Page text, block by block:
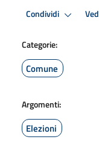
Condividi
Categorie:
Comune
Argomenti:
Elezioni